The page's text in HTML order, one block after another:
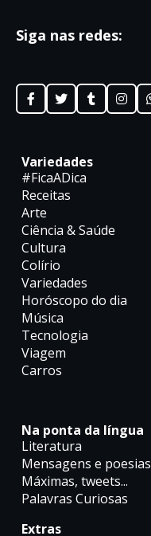
Siga nas redes:
Variedades
#FicaADica
Receitas
Arte
Ciência & Saúde
Cultura
Colírio
Variedades
Horóscopo do dia
Música
Tecnologia
Viagem
Carros
Na ponta da língua
Literatura
Mensagens e poesias
Máximas, tweets...
Palavras Curiosas
Extras